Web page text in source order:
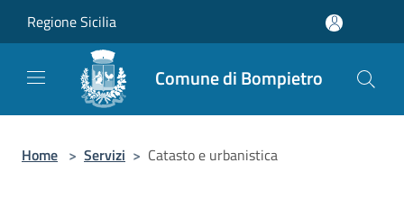
Regione Sicilia
Comune di Bompietro
Home > Servizi > Catasto e urbanistica